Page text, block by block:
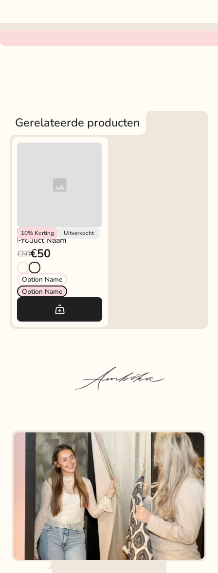
Gerelateerde producten
10% Korting Uitverkocht
Vendor
Product Naam
€50€50
Option Name
Option Name